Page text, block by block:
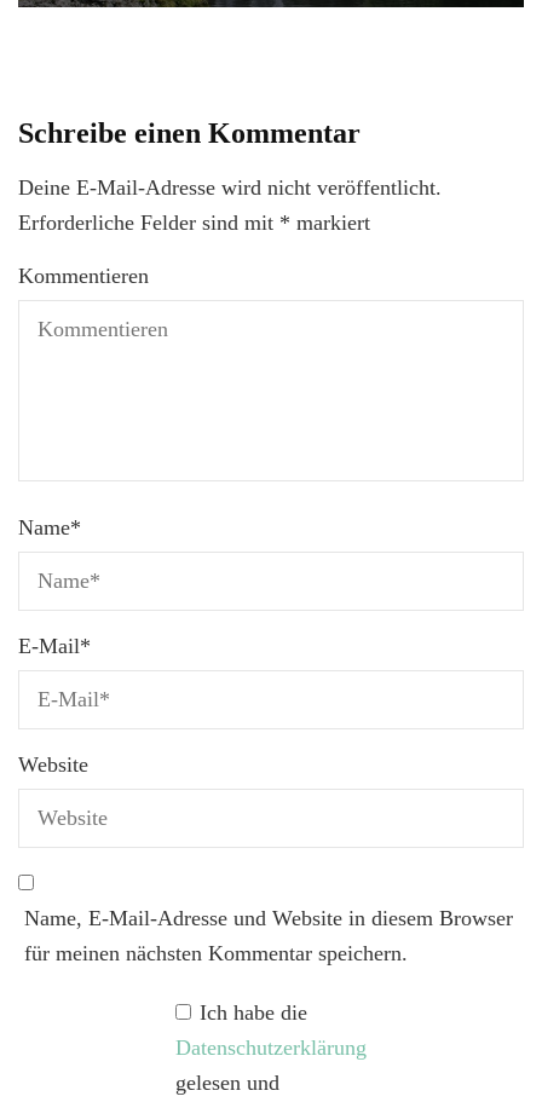
Schreibe einen Kommentar
Deine E-Mail-Adresse wird nicht veröffentlicht.
Erforderliche Felder sind mit * markiert
Kommentieren
Name*
E-Mail*
Website
Name, E-Mail-Adresse und Website in diesem Browser
für meinen nächsten Kommentar speichern.
Ich habe die
Datenschutzerklärung
gelesen und